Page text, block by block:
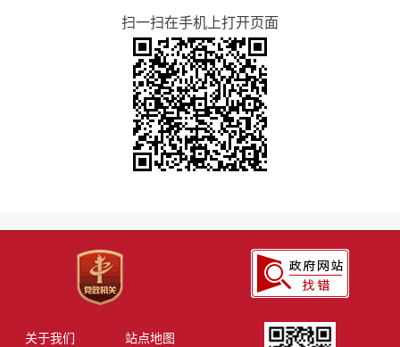
扫一扫在手机上打开页面
关于我们 站点地图